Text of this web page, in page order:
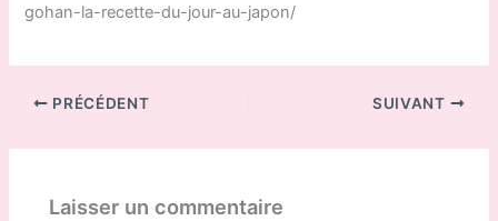
gohan-la-recette-du-jour-au-japon/
PRÉCÉDENT SUIVANT
Laisser un commentaire